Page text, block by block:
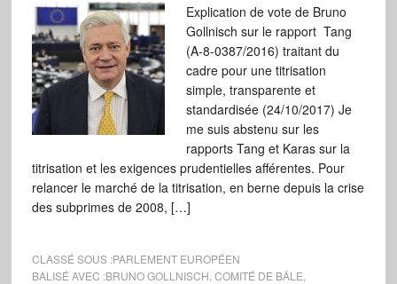
Explication de vote de Bruno
Gollnisch sur le rapport Tang
(A-8-0387/2016) traitant du
cadre pour une titrisation
simple, transparente et
standardisée (24/10/2017) Je
me suis abstenu sur les
rapports Tang et Karas sur la
titrisation et les exigences prudentielles afférentes. Pour
relancer le marché de la titrisation, en berne depuis la crise
des subprimes de 2008, […]
CLASSÉ SOUS :PARLEMENT EUROPÉEN
BALISÉ AVEC :BRUNO GOLLNISCH COMITÉ DE BÂLE